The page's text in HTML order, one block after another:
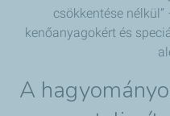
csökkentése
kenőanyagokért és
A